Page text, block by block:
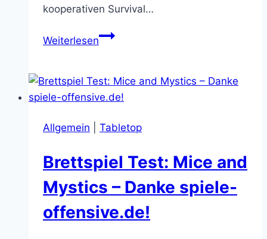
kooperativen Survival…
WeiterlesenRoter
makabrer
Überlebenskampf
U-
der
besoffenen
Gnome
Allgemein Tabletop
Brettspiel Test: Mice and
Mystics – Danke spiele-
offensive.de!